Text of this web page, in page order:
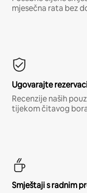
mjesečna rata bez
Ugovarajte
Recenzije naših
tijekom čitavog
Smještaji s radnim